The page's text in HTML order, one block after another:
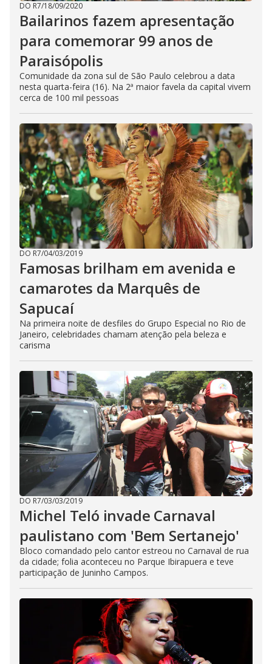
DO R7/18/09/2020
Bailarinos fazem apresentação
para comemorar 99 anos de
Paraisópolis
Comunidade da zona sul de São Paulo celebrou a data
nesta quarta-feira (16). Na 2ª maior favela da capital vivem
cerca de 100 mil pessoas
DO R7/04/03/2019
Famosas brilham em avenida e
camarotes da Marquês de
Sapucaí
Na primeira noite de desfiles do Grupo Especial no Rio de
Janeiro, celebridades chamam atenção pela beleza e
carisma
DO R7/03/03/2019
Michel Teló invade Carnaval
paulistano com 'Bem Sertanejo'
Bloco comandado pelo cantor estreou no Carnaval de rua
da cidade; folia aconteceu no Parque Ibirapuera e teve
participação de Juninho Campos.